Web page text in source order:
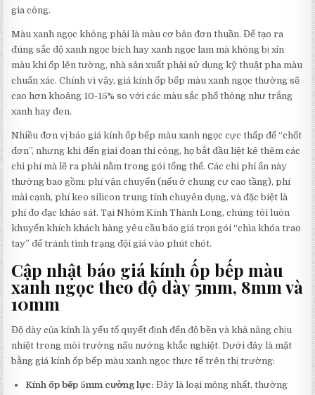
gia công.
Màu xanh ngọc không phải là màu cơ bản đơn thuần. Để tạo ra
đúng sắc độ xanh ngọc bích hay xanh ngọc lam mà không bị xỉn
màu khi ốp lên tường, nhà sản xuất phải sử dụng kỹ thuật pha màu
chuẩn xác. Chính vì vậy, giá kính ốp bếp màu xanh ngọc thường sẽ
cao hơn khoảng 10-15% so với các màu sắc phổ thông như trắng
xanh hay đen.
Nhiều đơn vị báo giá kính ốp bếp màu xanh ngọc cực thấp để “chốt
đơn”, nhưng khi đến giai đoạn thi công, họ bắt đầu liệt kê thêm các
chi phí mà lẽ ra phải nằm trong gói tổng thể. Các chi phí ẩn này
thường bao gồm: phí vận chuyển (nếu ở chung cư cao tầng), phí
mài cạnh, phí keo silicon trung tính chuyên dụng, và đặc biệt là
phí đo đạc khảo sát. Tại Nhôm Kính Thành Long, chúng tôi luôn
khuyến khích khách hàng yêu cầu báo giá trọn gói “chìa khóa trao
tay” để tránh tình trạng đội giá vào phút chót.
Cập nhật báo giá kính ốp bếp màu
xanh ngọc theo độ dày 5mm, 8mm và
10mm
Độ dày của kính là yếu tố quyết định đến độ bền và khả năng chịu
nhiệt trong môi trường nấu nướng khắc nghiệt. Dưới đây là mặt
bằng giá kính ốp bếp màu xanh ngọc thực tế trên thị trường:
Kính ốp bếp 5mm cường lực: Đây là loại mỏng nhất, thường